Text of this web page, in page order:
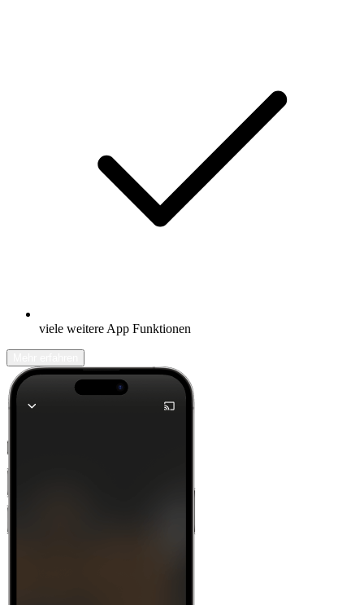
viele weitere App Funktionen